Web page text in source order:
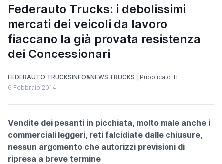
Federauto Trucks: i debolissimi
mercati dei veicoli da lavoro
fiaccano la già provata resistenza
dei Concessionari
FEDERAUTO TRUCKSINFO&NEWS TRUCKS
Pubblicato il:
6 Febbraio 2014
Vendite dei pesanti in picchiata, molto male anche i
commerciali leggeri, reti falcidiate dalle chiusure,
nessun argomento che autorizzi previsioni di
ripresa a breve termine